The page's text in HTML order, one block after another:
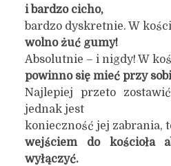
i bardzo cicho,
bardzo dyskretnie. W
wolno żuć gumy!
Absolutnie – i nigdy! W
powinno się mieć przy
Najlepiej przeto
jednak jest
konieczność jej zabrania,
wejściem do kościoła
wyłączyć.